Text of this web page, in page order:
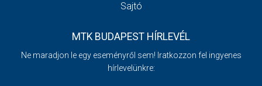
Sajtó
MTK BUDAPEST HÍRLEVÉL
Ne maradjon le egy eseményről sem! Iratkozzon fel ingyenes
hírlevelünkre: